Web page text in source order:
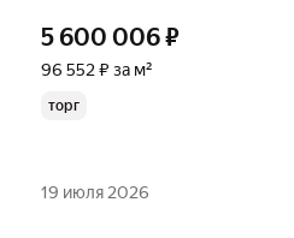
5 600 006₽
96 552 ₽ за м²
торг
19 июля 2026